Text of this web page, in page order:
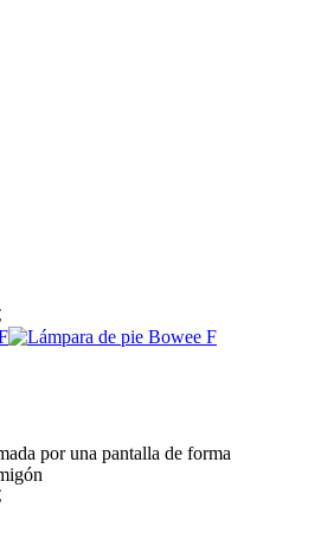
por una pantalla de forma